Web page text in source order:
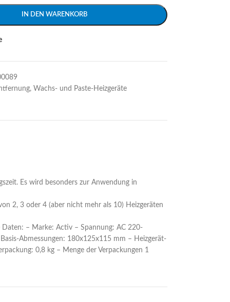
IN DEN WARENKORB
, Wachs- und Paste-Heizgeräte
Es wird besonders zur Anwendung in
2, 3 oder 4 (aber nicht mehr als 10) Heizgeräten
Daten: – Marke: Activ – Spannung: AC 220-
Abmessungen: 180x125x115 mm – Heizgerät-
0,8 kg – Menge der Verpackungen 1